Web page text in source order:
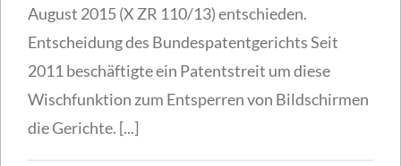
August 2015 (X ZR 110/13) entschieden.
Entscheidung des Bundespatentgerichts Seit
2011 beschäftigte ein Patentstreit um diese
Wischfunktion zum Entsperren von Bildschirmen
die Gerichte. [...]